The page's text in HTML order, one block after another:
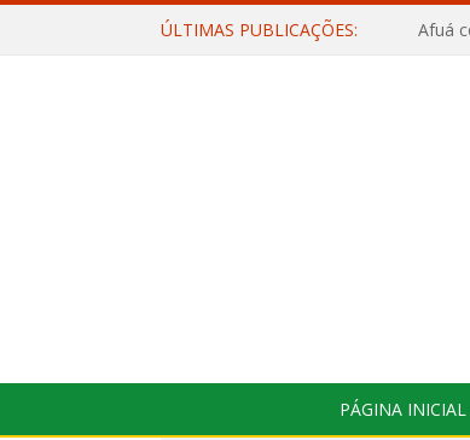
ÚLTIMAS PUBLICAÇÕES:
PÁGINA INICIAL